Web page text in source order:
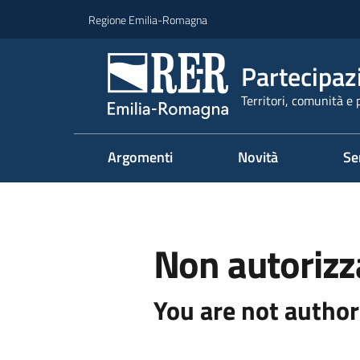
Regione Emilia-Romagna
Territori, comunità e
Argomenti Novità
Non
You are not